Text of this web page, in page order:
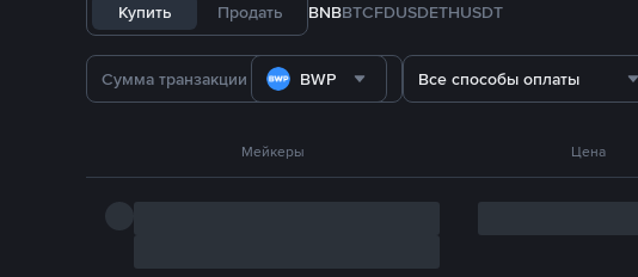
Купить Продать BNBBTCFDUSDETHUSDT
BWP Все способы оплаты
Мейкеры Цена